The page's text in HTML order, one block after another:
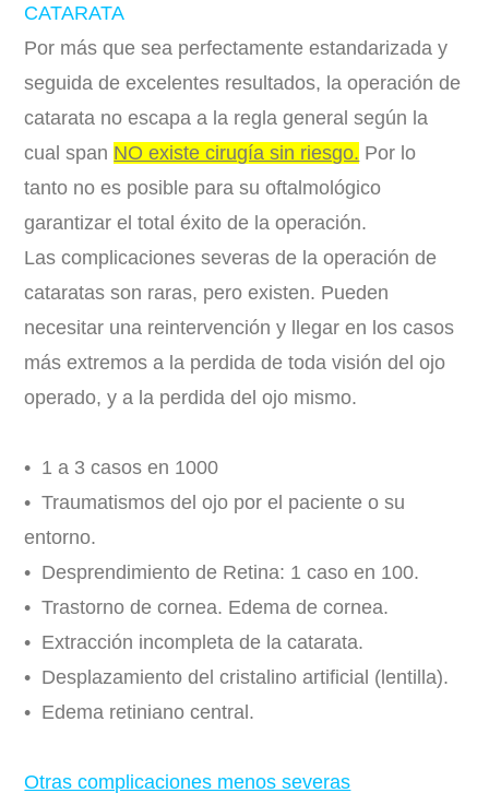
CATARATA
Por más que sea perfectamente estandarizada y
seguida de excelentes resultados, la operación de
catarata no escapa a la regla general según la
cual span NO existe cirugía sin riesgo. Por lo
tanto no es posible para su oftalmológico
garantizar el total éxito de la operación.
Las complicaciones severas de la operación de
cataratas son raras, pero existen. Pueden
necesitar una reintervención y llegar en los casos
más extremos a la perdida de toda visión del ojo
operado, y a la perdida del ojo mismo.
• 1 a 3 casos en 1000
• Traumatismos del ojo por el paciente o su
entorno.
• Desprendimiento de Retina: 1 caso en 100.
• Trastorno de cornea. Edema de cornea.
• Extracción incompleta de la catarata.
• Desplazamiento del cristalino artificial (lentilla).
• Edema retiniano central.
Otras complicaciones menos severas